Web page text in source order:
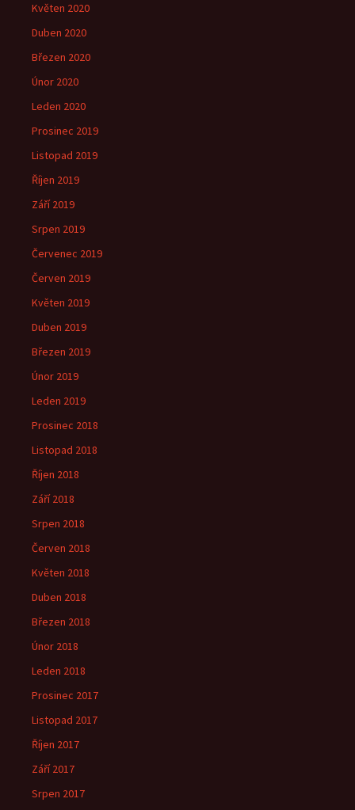
Květen 2020
Duben 2020
Březen 2020
Únor 2020
Leden 2020
Prosinec 2019
Listopad 2019
Říjen 2019
Září 2019
Srpen 2019
Červenec 2019
Červen 2019
Květen 2019
Duben 2019
Březen 2019
Únor 2019
Leden 2019
Prosinec 2018
Listopad 2018
Říjen 2018
Září 2018
Srpen 2018
Červen 2018
Květen 2018
Duben 2018
Březen 2018
Únor 2018
Leden 2018
Prosinec 2017
Listopad 2017
Říjen 2017
Září 2017
Srpen 2017